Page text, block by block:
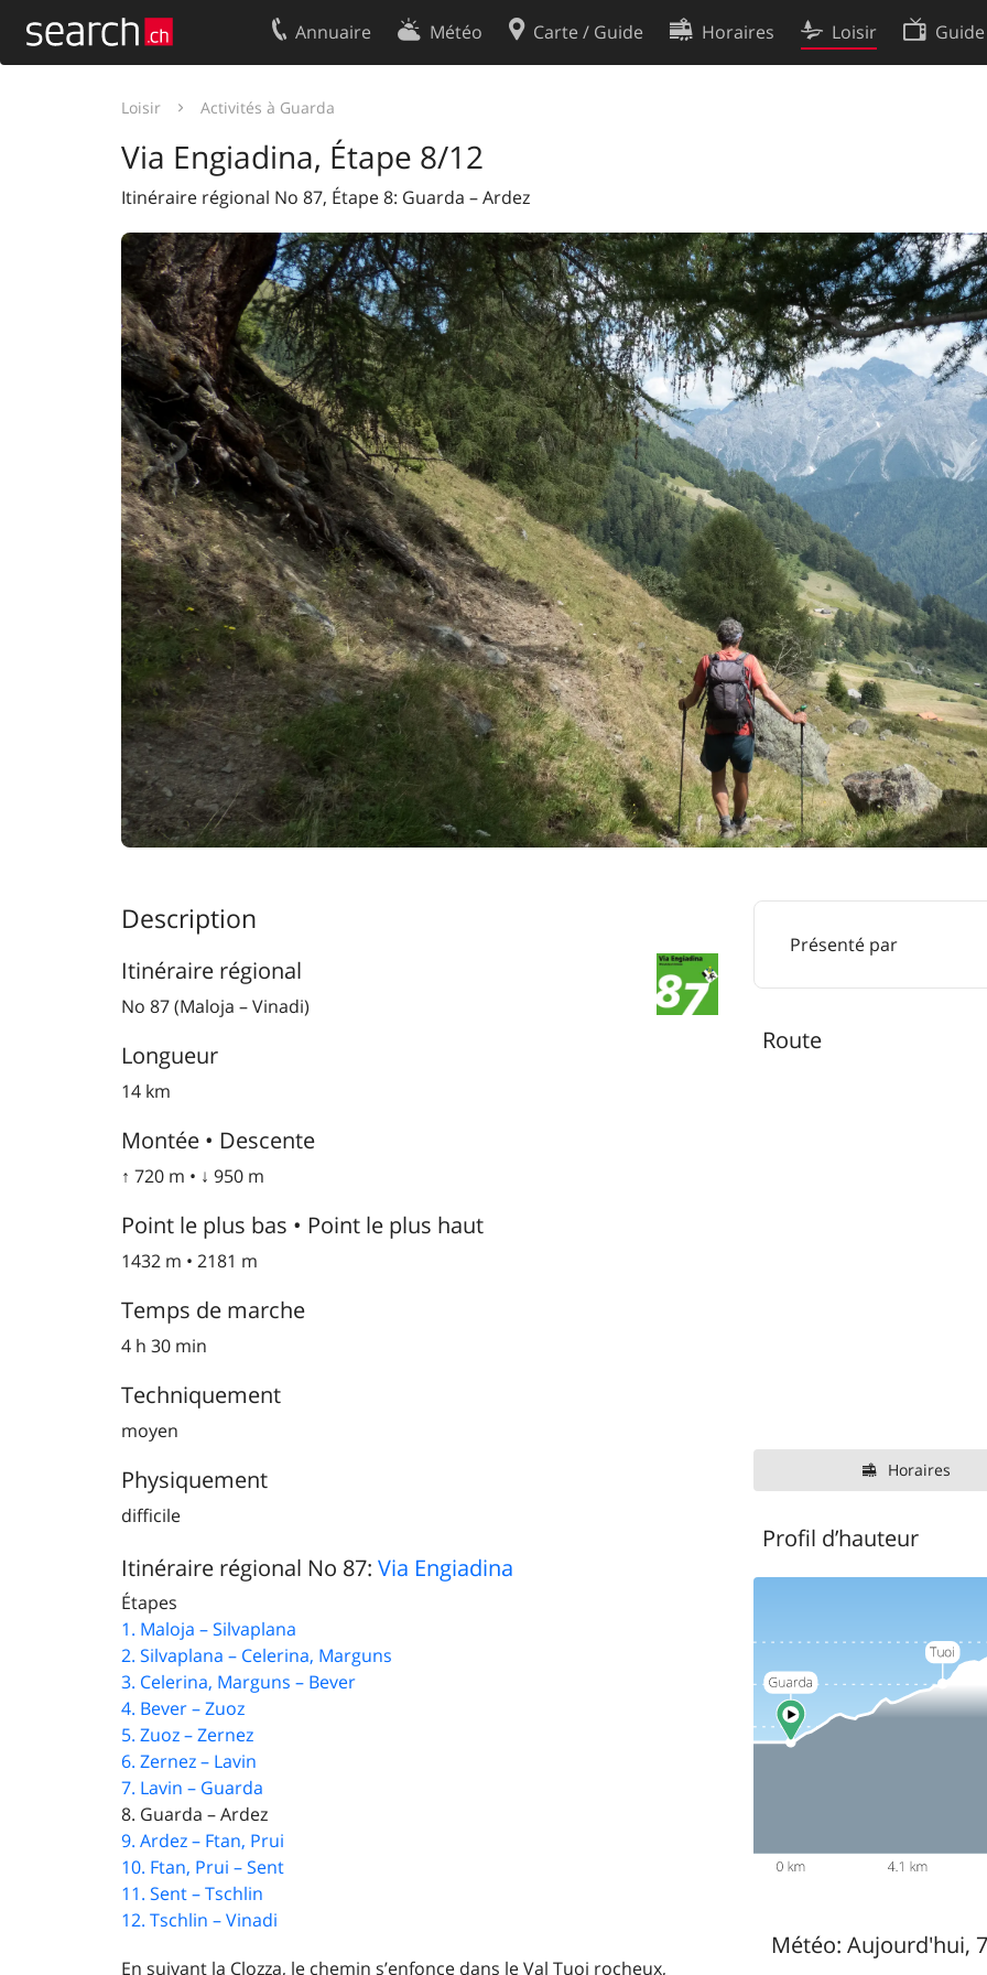
Annuaire Météo Carte / Guide Horaires Loisir
Loisir Activités à Guarda
Via Engiadina, Étape 8/12
Itinéraire régional No 87, Étape 8: Guarda – Ardez
Description
Itinéraire régional
No 87 (Maloja – Vinadi)
Longueur
14 km
Montée • Descente
↑ 720 m • ↓ 950 m
Point le plus bas • Point le plus haut
1432 m • 2181 m
Temps de marche
4 h 30 min
Techniquement
moyen
Physiquement
difficile
Itinéraire régional No 87: Via Engiadina
Étapes
1. Maloja – Silvaplana
2. Silvaplana – Celerina, Marguns
3. Celerina, Marguns – Bever
4. Bever – Zuoz
5. Zuoz – Zernez
6. Zernez – Lavin
7. Lavin – Guarda
8. Guarda – Ardez
9. Ardez – Ftan, Prui
10. Ftan, Prui – Sent
11. Sent – Tschlin
12. Tschlin – Vinadi
En suivant la Clozza, le chemin s’enfonce dans le Val Tuoi rocheux,
Présenté par
Route
Horaires
Profil d’hauteur
Météo: Aujourd'hui,
Votre inscription
Mentions Légales
Protection des données